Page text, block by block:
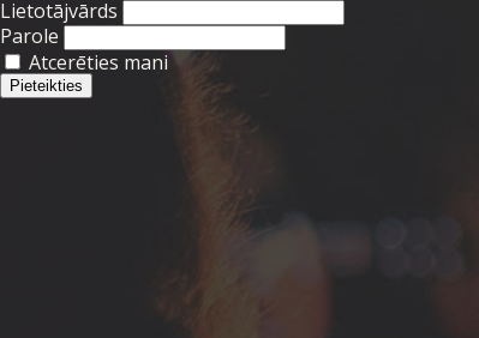
Lietotājvārds
Parole
Atcerēties mani